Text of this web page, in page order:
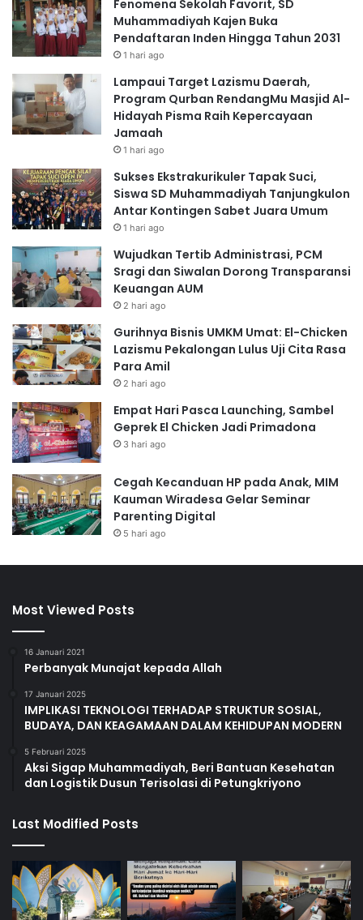
Fenomena Sekolah Favorit, SD
Muhammadiyah Kajen Buka
Pendaftaran Inden Hingga Tahun 2031
1 hari ago
Lampaui Target Lazismu Daerah,
Program Qurban RendangMu Masjid Al-
Hidayah Pisma Raih Kepercayaan
Jamaah
1 hari ago
Sukses Ekstrakurikuler Tapak Suci,
Siswa SD Muhammadiyah Tanjungkulon
Antar Kontingen Sabet Juara Umum
1 hari ago
Wujudkan Tertib Administrasi, PCM
Sragi dan Siwalan Dorong Transparansi
Keuangan AUM
2 hari ago
Gurihnya Bisnis UMKM Umat: El-Chicken
Lazismu Pekalongan Lulus Uji Cita Rasa
Para Amil
2 hari ago
Empat Hari Pasca Launching, Sambel
Geprek El Chicken Jadi Primadona
3 hari ago
Cegah Kecanduan HP pada Anak, MIM
Kauman Wiradesa Gelar Seminar
Parenting Digital
5 hari ago
Most Viewed Posts
16 Januari 2021
Perbanyak Munajat kepada Allah
17 Januari 2025
IMPLIKASI TEKNOLOGI TERHADAP STRUKTUR SOSIAL,
BUDAYA, DAN KEAGAMAAN DALAM KEHIDUPAN MODERN
5 Februari 2025
Aksi Sigap Muhammadiyah, Beri Bantuan Kesehatan
dan Logistik Dusun Terisolasi di Petungkriyono
Last Modified Posts